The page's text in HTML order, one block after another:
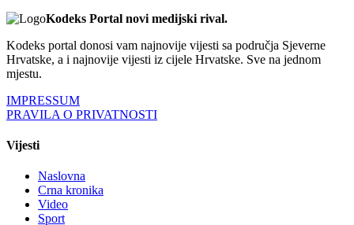
Kodeks Portal novi medijski rival.
Kodeks portal donosi vam najnovije vijesti sa područja Sjeverne
Hrvatske, a i najnovije vijesti iz cijele Hrvatske. Sve na jednom
mjestu.
IMPRESSUM
PRAVILA O PRIVATNOSTI
Vijesti
Naslovna
Crna kronika
Video
Sport